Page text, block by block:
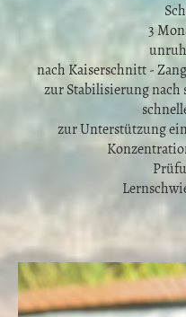
3
nach Kaiserschnitt -
zur Stabilisierung nach
zur Unterstützung